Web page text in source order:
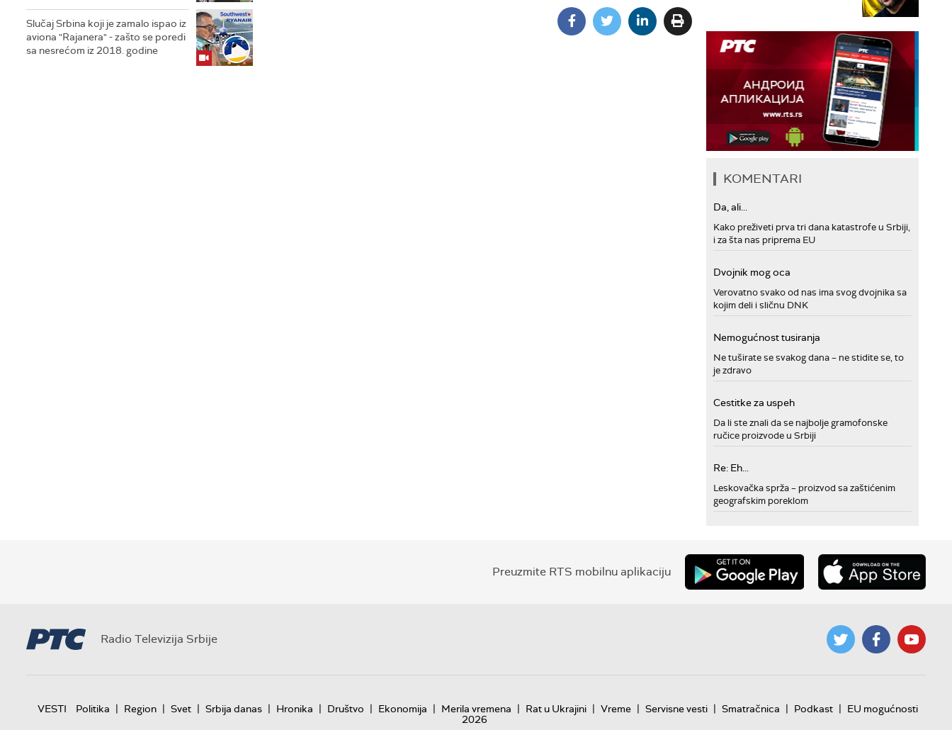
Slučaj Srbina koji je zamalo ispao iz
aviona "Rajanera" - zašto se poredi
sa nesrećom iz 2018. godine
KOMENTARI
Da, ali...
Kako preživeti prva tri dana katastrofe u Srbiji,
i za šta nas priprema EU
Dvojnik mog oca
Verovatno svako od nas ima svog dvojnika sa
kojim deli i sličnu DNK
Nemogućnost tusiranja
Ne tuširate se svakog dana – ne stidite se, to
je zdravo
Cestitke za uspeh
Da li ste znali da se najbolje gramofonske
ručice proizvode u Srbiji
Re: Eh...
Leskovačka sprža – proizvod sa zaštićenim
geografskim poreklom
Preuzmite RTS mobilnu aplikaciju
Radio Televizija Srbije
VESTI Politika | Region | Svet | Srbija danas | Hronika | Društvo | Ekonomija | Merila vremena | Rat u Ukrajini | Vreme | Servisne vesti | Smatračnica | Podkast | EU mogućnosti
2026